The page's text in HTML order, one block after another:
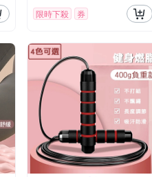
限時下殺 券